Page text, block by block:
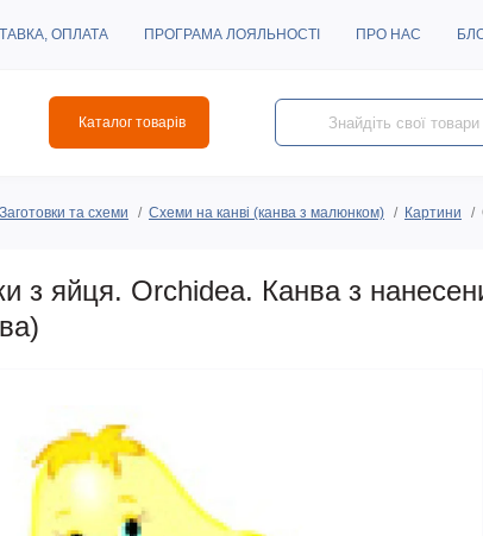
ОПЛАТА ПРОГРАМА ЛОЯЛЬНОСТІ ПРО НАС
Каталог товарів
Заготовки та схеми Схеми на канві (канва з малюнком) Картини
з яйця. Orchidea. Канва з